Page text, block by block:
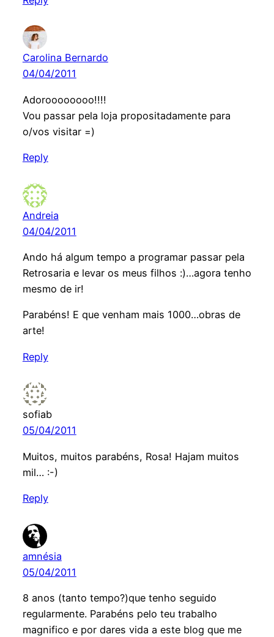
Carolina Bernardo
04/04/2011
Adoroooooooo!!!!
Vou passar pela loja propositadamente para
o/vos visitar =)
Reply
Andreia
04/04/2011
Ando há algum tempo a programar passar pela
Retrosaria e levar os meus filhos :)…agora tenho
mesmo de ir!
Parabéns! E que venham mais 1000…obras de
arte!
Reply
sofiab
05/04/2011
Muitos, muitos parabéns, Rosa! Hajam muitos
mil… :-)
Reply
amnésia
05/04/2011
8 anos (tanto tempo?)que tenho seguido
regularmente. Parabéns pelo teu trabalho
magnifico e por dares vida a este blog que me